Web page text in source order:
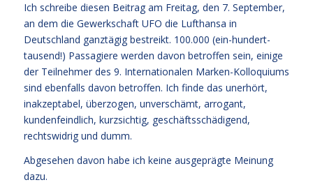
Ich schreibe diesen Beitrag am Freitag, den 7. September,
an dem die Gewerkschaft UFO die Lufthansa in
Deutschland ganztägig bestreikt. 100.000 (ein-hundert-
tausend!) Passagiere werden davon betroffen sein, einige
der Teilnehmer des 9. Internationalen Marken-Kolloquiums
sind ebenfalls davon betroffen. Ich finde das unerhört,
inakzeptabel, überzogen, unverschämt, arrogant,
kundenfeindlich, kurzsichtig, geschäftsschädigend,
rechtswidrig und dumm.
Abgesehen davon habe ich keine ausgeprägte Meinung
dazu.